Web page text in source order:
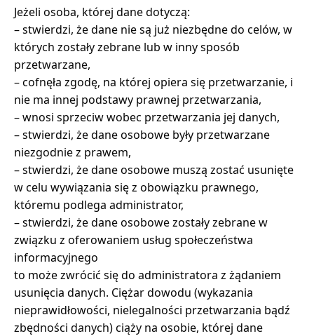
Jeżeli osoba, której dane dotyczą:
– stwierdzi, że dane nie są już niezbędne do celów, w
których zostały zebrane lub w inny sposób
przetwarzane,
– cofnęła zgodę, na której opiera się przetwarzanie, i
nie ma innej podstawy prawnej przetwarzania,
– wnosi sprzeciw wobec przetwarzania jej danych,
– stwierdzi, że dane osobowe były przetwarzane
niezgodnie z prawem,
– stwierdzi, że dane osobowe muszą zostać usunięte
w celu wywiązania się z obowiązku prawnego,
któremu podlega administrator,
– stwierdzi, że dane osobowe zostały zebrane w
związku z oferowaniem usług społeczeństwa
informacyjnego
to może zwrócić się do administratora z żądaniem
usunięcia danych. Ciężar dowodu (wykazania
nieprawidłowości, nielegalności przetwarzania bądź
zbędności danych) ciąży na osobie, której dane